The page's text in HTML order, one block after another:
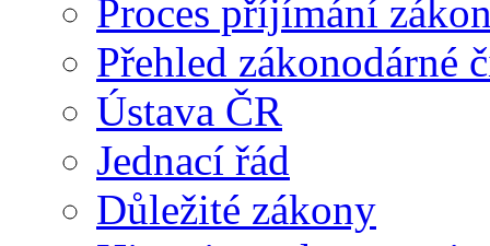
Proces příjímání
Přehled zákonodárné
Ústava ČR
Jednací řád
Důležité zákony